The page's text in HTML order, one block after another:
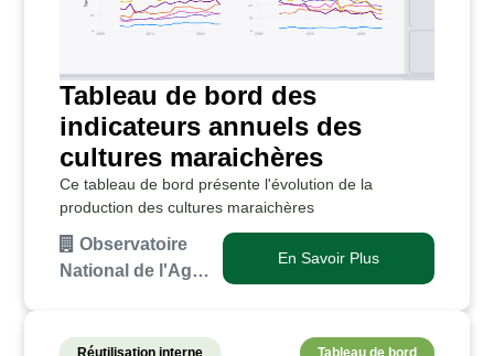
Tableau de bord des
indicateurs annuels des
cultures maraichères
Ce tableau de bord présente l'évolution de la
production des cultures maraichères
Observatoire
National de l'Ag…
En Savoir Plus